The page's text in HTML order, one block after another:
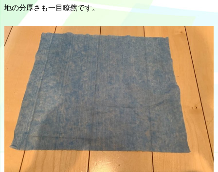
地の分厚さも一目瞭然です。